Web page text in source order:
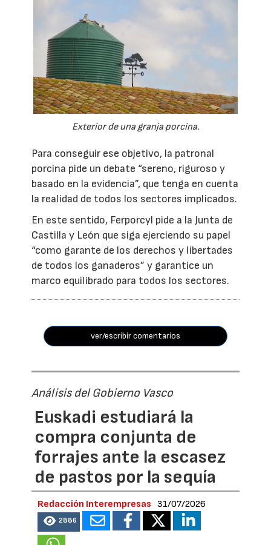
Exterior de una granja porcina.
Para conseguir ese objetivo, la patronal
porcina pide un debate “sereno, riguroso y
basado en la evidencia”, que tenga en cuenta
la realidad de todos los sectores implicados.
En este sentido, Ferporcyl pide a la Junta de
Castilla y León que siga ejerciendo su papel
“como garante de los derechos y libertades
de todos los ganaderos” y garantice un
marco equilibrado para todos los sectores.
ver/escribir comentarios
Análisis del Gobierno Vasco
Euskadi estudiará la
compra conjunta de
forrajes ante la escasez
de pastos por la sequía
Redacción Interempresas 31/07/2026
2886